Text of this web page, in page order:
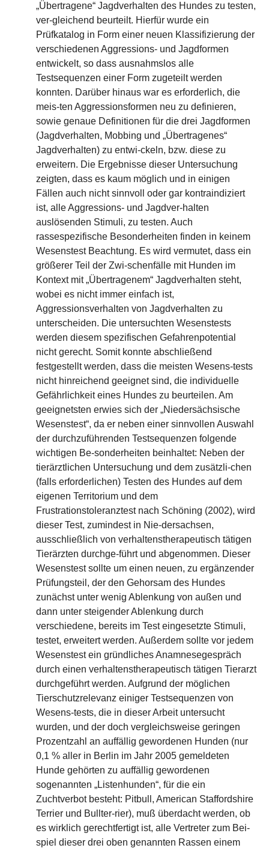
„Übertragene“ Jagdverhalten des Hundes zu testen,
ver-gleichend beurteilt. Hierfür wurde ein
Prüfkatalog in Form einer neuen Klassifizierung der
verschiedenen Aggressions- und Jagdformen
entwickelt, so dass ausnahmslos alle
Testsequenzen einer Form zugeteilt werden
konnten. Darüber hinaus war es erforderlich, die
meis-ten Aggressionsformen neu zu definieren,
sowie genaue Definitionen für die drei Jagdformen
(Jagdverhalten, Mobbing und „Übertragenes“
Jagdverhalten) zu entwi-ckeln, bzw. diese zu
erweitern. Die Ergebnisse dieser Untersuchung
zeigten, dass es kaum möglich und in einigen
Fällen auch nicht sinnvoll oder gar kontraindiziert
ist, alle Aggressions- und Jagdver-halten
auslösenden Stimuli, zu testen. Auch
rassespezifische Besonderheiten finden in keinem
Wesenstest Beachtung. Es wird vermutet, dass ein
größerer Teil der Zwi-schenfälle mit Hunden im
Kontext mit „Übertragenem“ Jagdverhalten steht,
wobei es nicht immer einfach ist,
Aggressionsverhalten von Jagdverhalten zu
unterscheiden. Die untersuchten Wesenstests
werden diesem spezifischen Gefahrenpotential
nicht gerecht. Somit konnte abschließend
festgestellt werden, dass die meisten Wesens-tests
nicht hinreichend geeignet sind, die individuelle
Gefährlichkeit eines Hundes zu beurteilen. Am
geeignetsten erwies sich der „Niedersächsische
Wesenstest“, da er neben einer sinnvollen Auswahl
der durchzuführenden Testsequenzen folgende
wichtigen Be-sonderheiten beinhaltet: Neben der
tierärztlichen Untersuchung und dem zusätzli-chen
(falls erforderlichen) Testen des Hundes auf dem
eigenen Territorium und dem
Frustrationstoleranztest nach Schöning (2002), wird
dieser Test, zumindest in Nie-dersachsen,
ausschließlich von verhaltenstherapeutisch tätigen
Tierärzten durchge-führt und abgenommen. Dieser
Wesenstest sollte um einen neuen, zu ergänzender
Prüfungsteil, der den Gehorsam des Hundes
zunächst unter wenig Ablenkung von außen und
dann unter steigender Ablenkung durch
verschiedene, bereits im Test eingesetzte Stimuli,
testet, erweitert werden. Außerdem sollte vor jedem
Wesenstest ein gründliches Anamnesegespräch
durch einen verhaltenstherapeutisch tätigen Tierarzt
durchgeführt werden. Aufgrund der möglichen
Tierschutzrelevanz einiger Testsequenzen von
Wesens-tests, die in dieser Arbeit untersucht
wurden, und der doch vergleichsweise geringen
Prozentzahl an auffällig gewordenen Hunden (nur
0,1 % aller in Berlin im Jahr 2005 gemeldeten
Hunde gehörten zu auffällig gewordenen
sogenannten „Listenhunden“, für die ein
Zuchtverbot besteht: Pitbull, American Staffordshire
Terrier und Bullter-rier), muß überdacht werden, ob
es wirklich gerechtfertigt ist, alle Vertreter zum Bei-
spiel dieser drei oben genannten Rassen einem